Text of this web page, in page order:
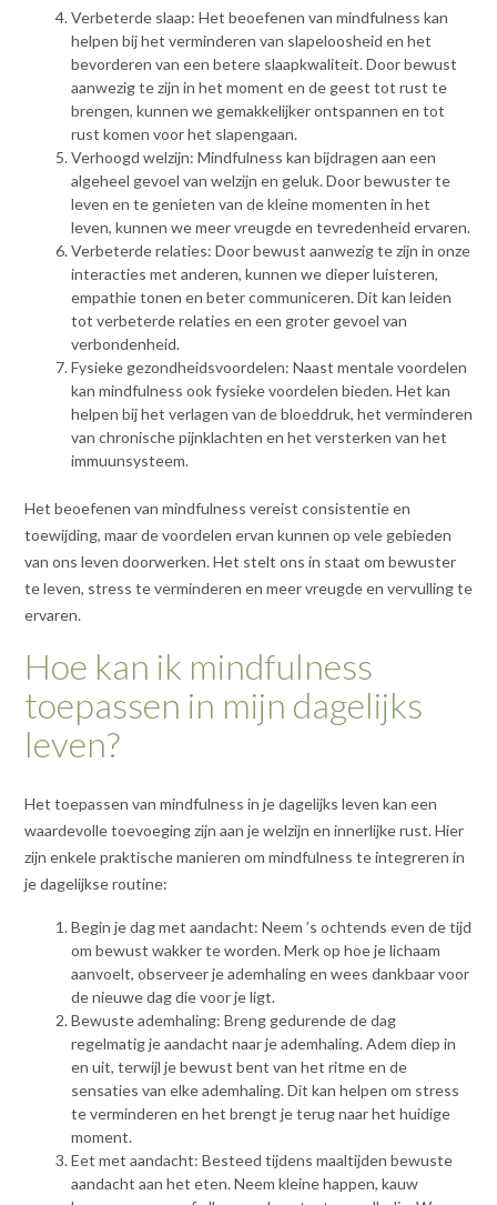
Verbeterde slaap: Het beoefenen van mindfulness kan
helpen bij het verminderen van slapeloosheid en het
bevorderen van een betere slaapkwaliteit. Door bewust
aanwezig te zijn in het moment en de geest tot rust te
brengen, kunnen we gemakkelijker ontspannen en tot
rust komen voor het slapengaan.
Verhoogd welzijn: Mindfulness kan bijdragen aan een
algeheel gevoel van welzijn en geluk. Door bewuster te
leven en te genieten van de kleine momenten in het
leven, kunnen we meer vreugde en tevredenheid ervaren.
Verbeterde relaties: Door bewust aanwezig te zijn in onze
interacties met anderen, kunnen we dieper luisteren,
empathie tonen en beter communiceren. Dit kan leiden
tot verbeterde relaties en een groter gevoel van
verbondenheid.
Fysieke gezondheidsvoordelen: Naast mentale voordelen
kan mindfulness ook fysieke voordelen bieden. Het kan
helpen bij het verlagen van de bloeddruk, het verminderen
van chronische pijnklachten en het versterken van het
immuunsysteem.
Het beoefenen van mindfulness vereist consistentie en
toewijding, maar de voordelen ervan kunnen op vele gebieden
van ons leven doorwerken. Het stelt ons in staat om bewuster
te leven, stress te verminderen en meer vreugde en vervulling te
ervaren.
Hoe kan ik mindfulness
toepassen in mijn dagelijks
leven?
Het toepassen van mindfulness in je dagelijks leven kan een
waardevolle toevoeging zijn aan je welzijn en innerlijke rust. Hier
zijn enkele praktische manieren om mindfulness te integreren in
je dagelijkse routine:
Begin je dag met aandacht: Neem ’s ochtends even de tijd
om bewust wakker te worden. Merk op hoe je lichaam
aanvoelt, observeer je ademhaling en wees dankbaar voor
de nieuwe dag die voor je ligt.
Bewuste ademhaling: Breng gedurende de dag
regelmatig je aandacht naar je ademhaling. Adem diep in
en uit, terwijl je bewust bent van het ritme en de
sensaties van elke ademhaling. Dit kan helpen om stress
te verminderen en het brengt je terug naar het huidige
moment.
Eet met aandacht: Besteed tijdens maaltijden bewuste
aandacht aan het eten. Neem kleine happen, kauw